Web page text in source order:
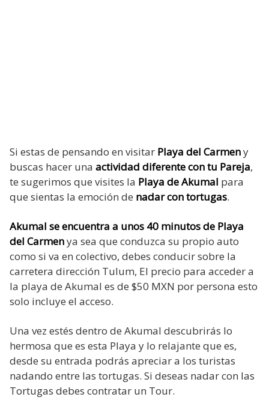
Si estas de pensando en visitar Playa del Carmeny
buscas hacer una actividad diferente con tu Pareja,
te sugerimos que visites la Playa de Akumal para
que sientas la emoción de nadar con tortugas.
Akumal se encuentra a unos 40 minutos de Playa
del Carmenya sea que conduzca su propio auto
como si va en colectivo, debes conducir sobre la
carretera dirección Tulum, El precio para acceder a
la playa de Akumal es de $50 MXN por persona esto
solo incluye el acceso.
Una vez estés dentro de Akumal descubrirás lo
hermosa que es esta Playa y lo relajante que es,
desde su entrada podrás apreciar a los turistas
nadando entre las tortugas. Si deseas nadar con las
Tortugas debes contratar un Tour.